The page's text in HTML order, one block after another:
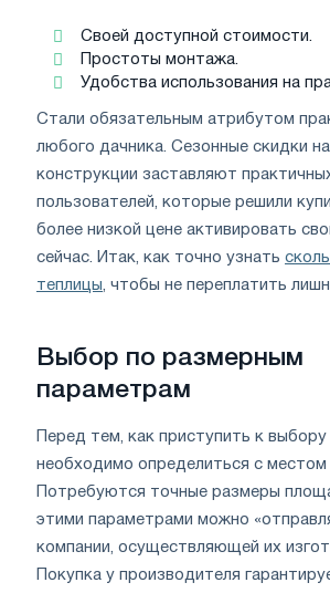
Своей доступной стоимости.
Простоты монтажа.
Удобства использования на
Стали обязательным атрибутом
любого дачника. Сезонные скидки
конструкции заставляют
пользователей, которые решили
более низкой цене активировать
сейчас. Итак, как точно узнать
теплицы , чтобы не переплатить
Выбор по размерным
параметрам
Перед тем, как приступить к
необходимо определиться с местом
Потребуются точные размеры
этими параметрами можно
компании, осуществляющей их
Покупка у производителя